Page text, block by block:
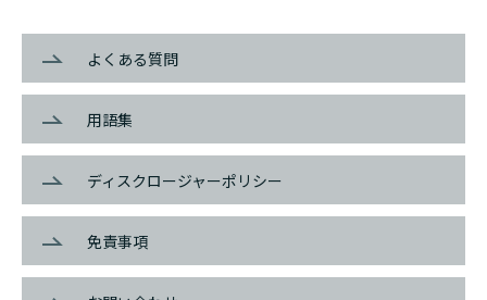
よくある質問
用語集
ディスクロージャーポリシー
免責事項